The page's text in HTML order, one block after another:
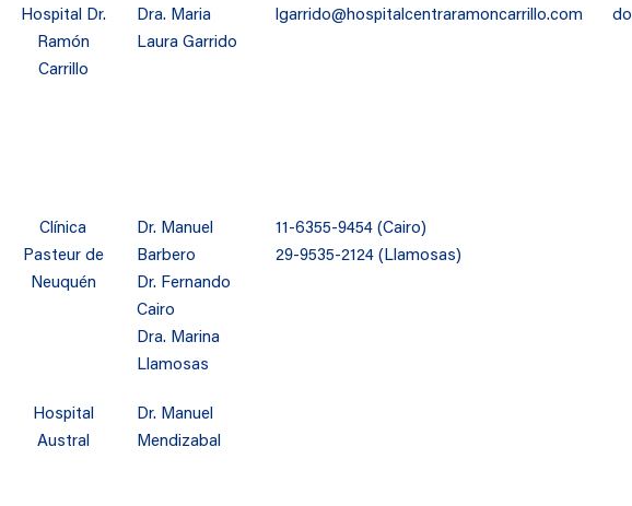
Hospital Dr.
Ramón
Carrillo
Dra. Maria
Laura Garrido
lgarrido@hospitalcentraramoncarrillo.com
Clínica
Pasteur de
Neuquén
Dr. Manuel
Barbero
Dr. Fernando
Cairo
Dra. Marina
Llamosas
11-6355-9454 (Cairo)
29-9535-2124 (Llamosas)
Hospital
Austral
Dr. Manuel
Mendizabal